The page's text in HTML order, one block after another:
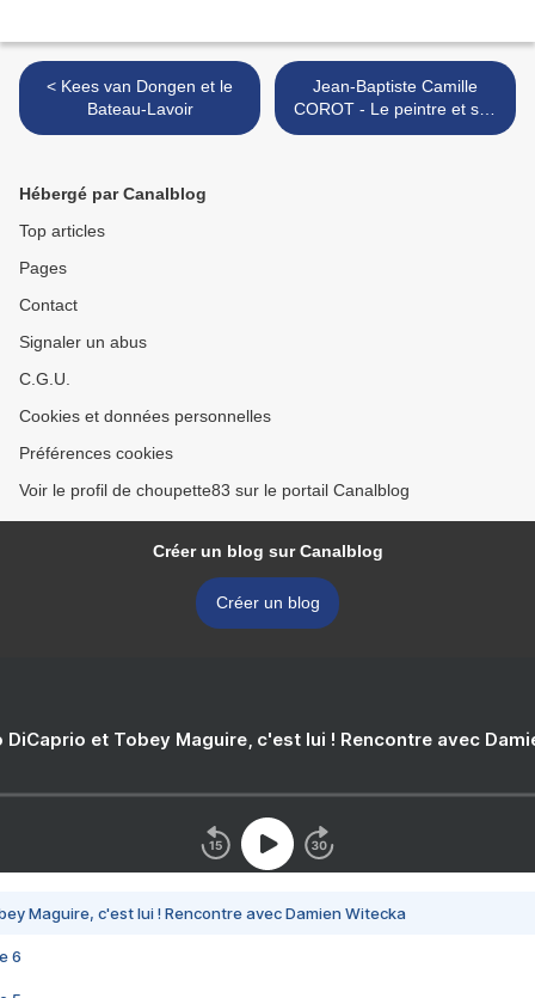
< Kees van Dongen et le
Bateau-Lavoir
Jean-Baptiste Camille
COROT - Le peintre et ses
modèles >
Hébergé par Canalblog
Top articles
Pages
Contact
Signaler un abus
C.G.U.
Cookies et données personnelles
Préférences cookies
Voir le profil de choupette83 sur le portail Canalblog
Créer un blog sur Canalblog
Créer un blog
DiCaprio et Tobey Maguire, c'est lui ! Rencontre avec
Maguire, c'est lui ! Rencontre avec Damien Witecka
6